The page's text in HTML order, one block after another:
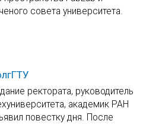
совета университета.
ректората, руководитель
академик РАН
повестку дня. После